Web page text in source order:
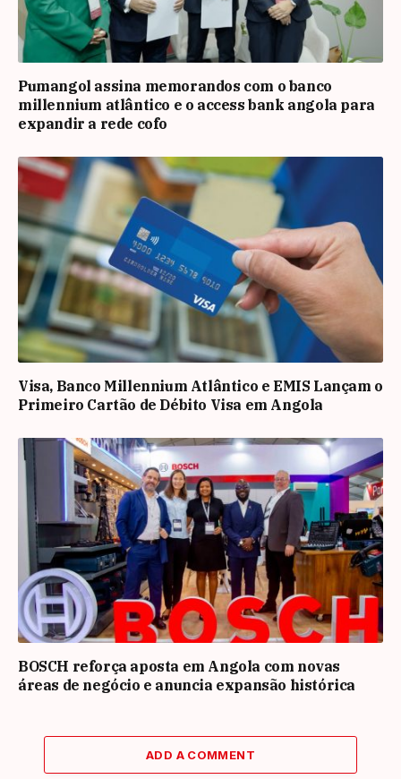
Pumangol assina memorandos com o banco
millennium atlântico e o access bank angola para
expandir a rede cofo
Visa, Banco Millennium Atlântico e EMIS Lançam o
Primeiro Cartão de Débito Visa em Angola
BOSCH reforça aposta em Angola com novas
áreas de negócio e anuncia expansão histórica
ADD A COMMENT